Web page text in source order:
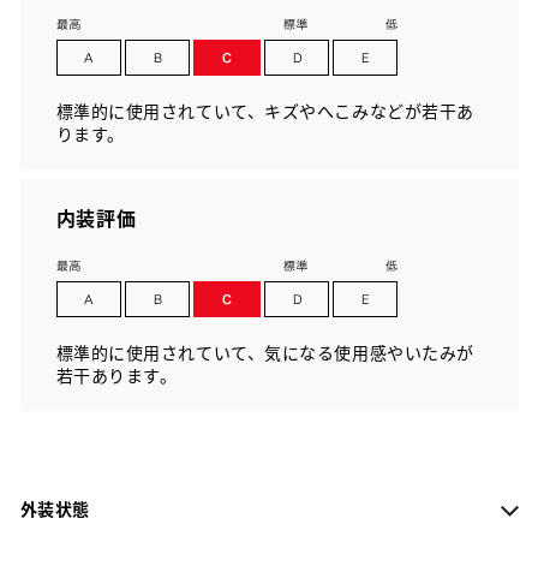
標準的に使用されていて、キズやへこみなどが若干あ
ります。
内装評価
標準的に使用されていて、気になる使用感やいたみが
若干あります。
外装状態